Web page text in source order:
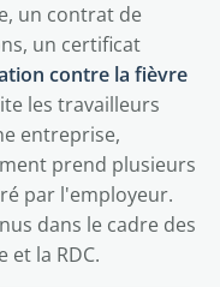
un contrat de
un certificat
contre la fièvre
les travailleurs
entreprise,
prend plusieurs
par l'employeur.
dans le cadre des
et la RDC.